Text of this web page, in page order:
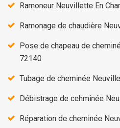
Ramoneur Neuvillette En
Ramonage de chaudière
Pose de chapeau de
72140
Tubage de cheminée
Débistrage de cehminée
Réparation de cheminée